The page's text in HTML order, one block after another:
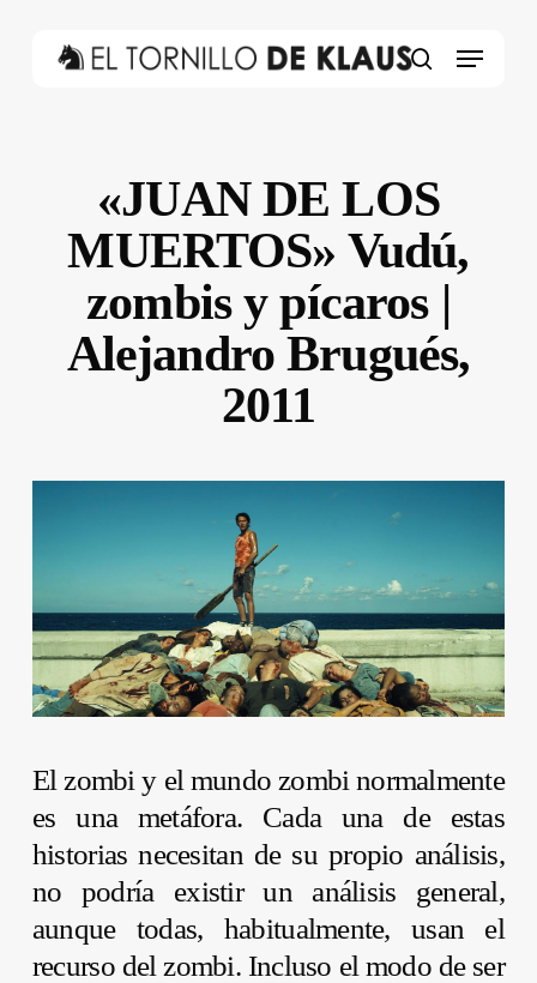
Menu
«JUAN DE LOS
MUERTOS» Vudú,
zombis y pícaros |
Alejandro Brugués,
2011
El zombi y el mundo zombi normalmente
es una metáfora. Cada una de estas
historias necesitan de su propio análisis,
no podría existir un análisis general,
aunque todas, habitualmente, usan el
recurso del zombi. Incluso el modo de ser